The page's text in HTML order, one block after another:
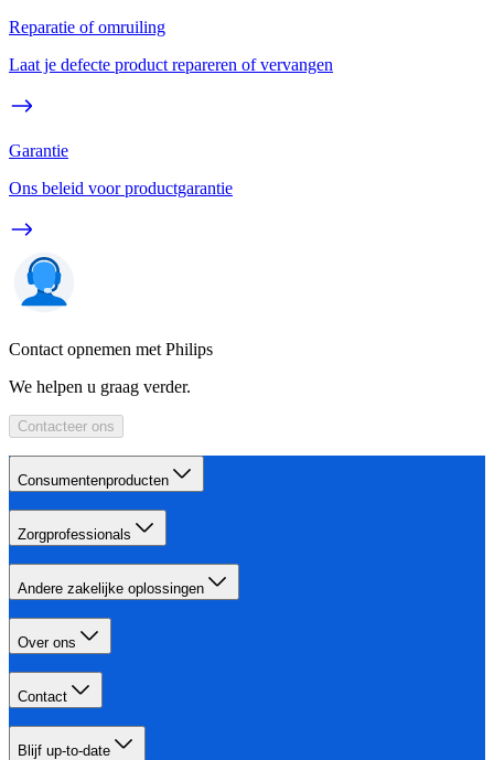
Reparatie of omruiling
Laat je defecte product repareren of vervangen
Garantie
Ons beleid voor productgarantie
Contact opnemen met Philips
We helpen u graag verder.
Contacteer ons
Consumentenproducten
Zorgprofessionals
Andere zakelijke oplossingen
Over ons
Contact
Blijf up-to-date